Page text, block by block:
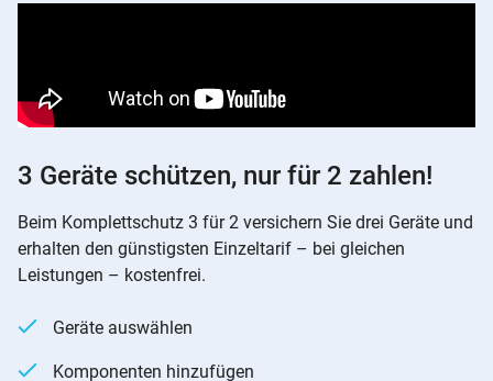
3 Geräte schützen, nur für 2 zahlen!
Beim Komplettschutz 3 für 2 versichern Sie drei Geräte und
erhalten den günstigsten Einzeltarif – bei gleichen
Leistungen – kostenfrei.
Geräte auswählen
Komponenten hinzufügen